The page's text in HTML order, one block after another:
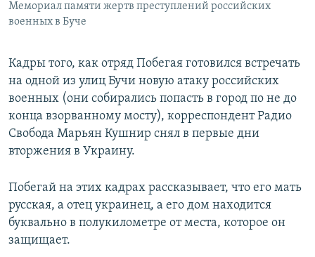
Мемориал памяти жертв преступлений российских
военных в Буче
Кадры того, как отряд Побегая готовился встречать
на одной из улиц Бучи новую атаку российских
военных (они собирались попасть в город по не до
конца взорванному мосту), корреспондент Радио
Свобода Марьян Кушнир снял в первые дни
вторжения в Украину.
Побегай на этих кадрах рассказывает, что его мать
русская, а отец украинец, а его дом находится
буквально в полукилометре от места, которое он
защищает.